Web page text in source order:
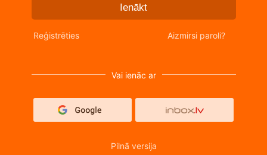
Ienākt
Reģistrēties Aizmirsi paroli?
Vai ienāc ar
Pilnā versija